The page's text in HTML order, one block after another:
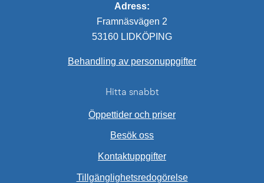
Adress:
Framnäsvägen 2
53160 LIDKÖPING
Behandling av personuppgifter
Hitta snabbt
Öppettider och priser
Besök oss
Kontaktuppgifter
Tillgänglighetsredogörelse